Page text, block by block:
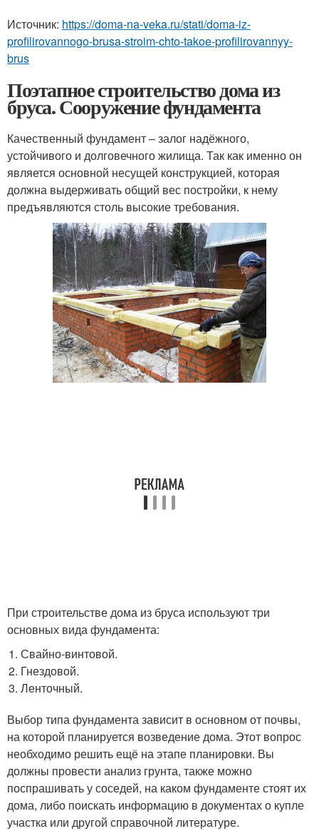
Источник: https://doma-na-veka.ru/stati/doma-iz-
profilirovannogo-brusa-stroim-chto-takoe-profilirovannyy-
brus
Поэтапное строительство дома из
бруса. Сооружение фундамента
Качественный фундамент – залог надёжного,
устойчивого и долговечного жилища. Так как именно он
является основной несущей конструкцией, которая
должна выдерживать общий вес постройки, к нему
предъявляются столь высокие требования.
При строительстве дома из бруса используют три
основных вида фундамента:
Свайно-винтовой.
Гнездовой.
Ленточный.
Выбор типа фундамента зависит в основном от почвы,
на которой планируется возведение дома. Этот вопрос
необходимо решить ещё на этапе планировки. Вы
должны провести анализ грунта, также можно
поспрашивать у соседей, на каком фундаменте стоят их
дома, либо поискать информацию в документах о купле
участка или другой справочной литературе.